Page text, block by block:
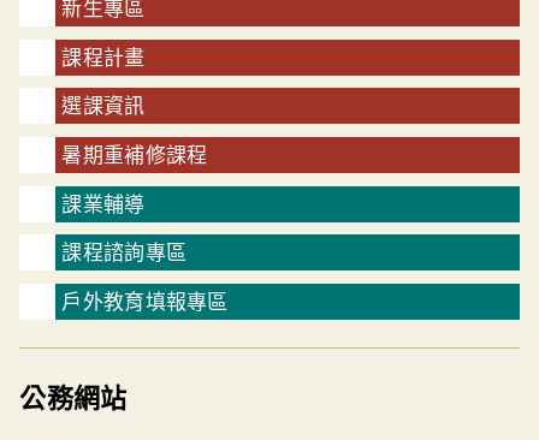
新生專區
課程計畫
選課資訊
暑期重補修課程
課業輔導
課程諮詢專區
戶外教育填報專區
公務網站